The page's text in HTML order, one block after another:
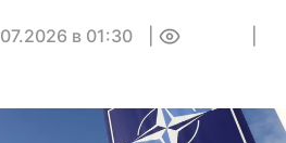
в 01:30